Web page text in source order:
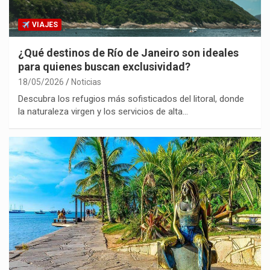
VIAJES
¿Qué destinos de Río de Janeiro son ideales
para quienes buscan exclusividad?
18/05/2026 Noticias
Descubra los refugios más sofisticados del litoral, donde
la naturaleza virgen y los servicios de alta…